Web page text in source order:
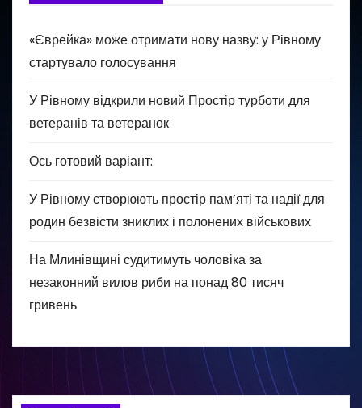
«Єврейка» може отримати нову назву: у Рівному
стартувало голосування
У Рівному відкрили новий Простір турботи для
ветеранів та ветеранок
Ось готовий варіант:
У Рівному створюють простір пам’яті та надії для
родин безвісти зниклих і полонених військових
На Млинівщині судитимуть чоловіка за
незаконний вилов риби на понад 80 тисяч
гривень